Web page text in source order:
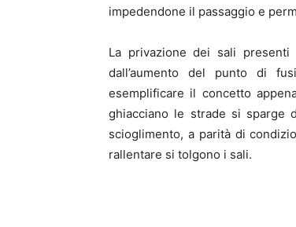
impedendone il passaggio e
La privazione dei sali presenti
dall’aumento del punto di
esemplificare il concetto
ghiacciano le strade si sparge
scioglimento, a parità di
rallentare si tolgono i sali.